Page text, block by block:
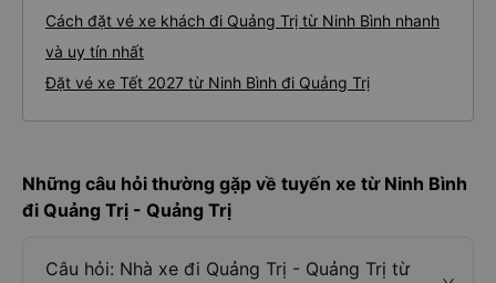
Cách đặt vé xe khách đi Quảng Trị từ Ninh Bình nhanh
và uy tín nhất
Đặt vé xe Tết 2027 từ Ninh Bình đi Quảng Trị
Những câu hỏi thường gặp về tuyến xe từ Ninh Bình
đi Quảng Trị - Quảng Trị
Câu hỏi: Nhà xe đi Quảng Trị - Quảng Trị từ